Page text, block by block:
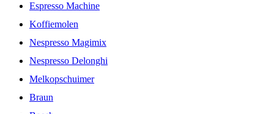
Espresso Machine
Koffiemolen
Nespresso Magimix
Nespresso Delonghi
Melkopschuimer
Braun